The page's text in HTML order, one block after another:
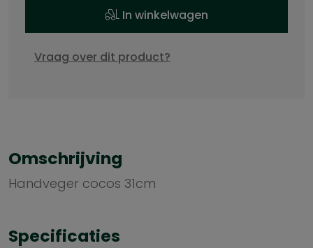
In winkelwagen
Vraag over dit product?
Omschrijving
Handveger cocos 31cm
Specificaties